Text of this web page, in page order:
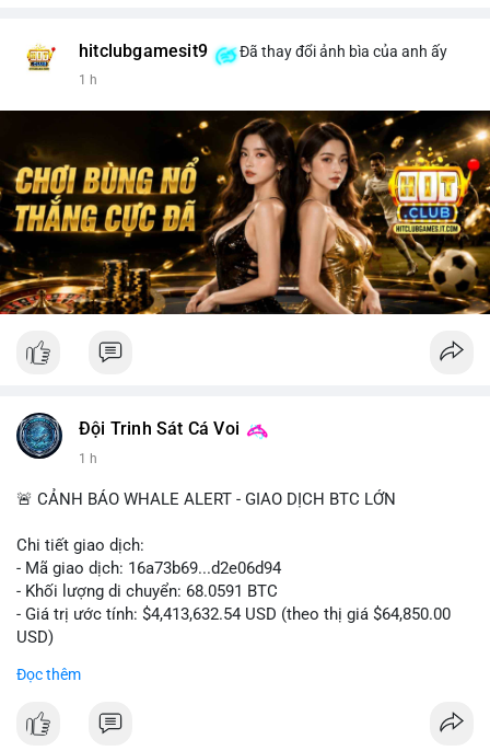
hitclubgamesit9 Đã thay đổi ảnh bìa của anh ấy
1 h
Đội Trinh Sát Cá Voi
1 h
🚨 CẢNH BÁO WHALE ALERT - GIAO DỊCH BTC LỚN
Chi tiết giao dịch:
- Mã giao dịch: 16a73b69...d2e06d94
- Khối lượng di chuyển: 68.0591 BTC
- Giá trị ước tính: $4,413,632.54 USD (theo thị giá $64,850.00
USD)
luân chuyển trong một giao dịch duy nhất cho thấy dấu hiệu
Đọc thêm